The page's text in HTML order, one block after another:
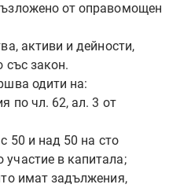
от оправомощен
активи и дейности,
със закон.
одити на:
по чл. 62, ал. 3 от
50 и над 50 на сто
в капитала;
имат задължения,